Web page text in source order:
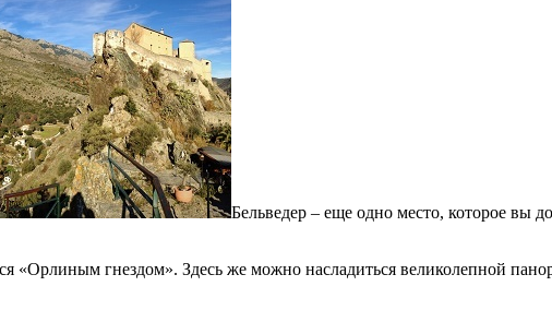
Бельведер – еще одно место, которое вы
«Орлиным гнездом». Здесь же можно насладиться великолепной